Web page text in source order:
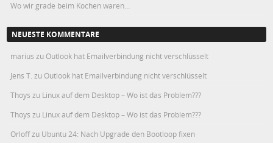
Wo wir grade beim Kochen waren…
NEUESTE KOMMENTARE
marius zu Outlook hat Emailverbindung nicht verschlüsselt
Jens T. zu Outlook hat Emailverbindung nicht verschlüsselt
Thoys zu Linux auf dem Desktop – Wo ist das Problem???
Thoys zu Linux auf dem Desktop – Wo ist das Problem???
Orloffzu Ubuntu 24: Nach Upgrade den Bootloop fixen